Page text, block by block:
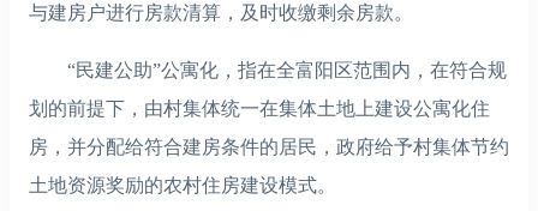
与建房户进行房款清算，及时收缴剩余房款。
“民建公助”公寓化，指在全富阳区范围内，在符合规
划的前提下，由村集体统一在集体土地上建设公寓化住
房，并分配给符合建房条件的居民，政府给予村集体节约
土地资源奖励的农村住房建设模式。